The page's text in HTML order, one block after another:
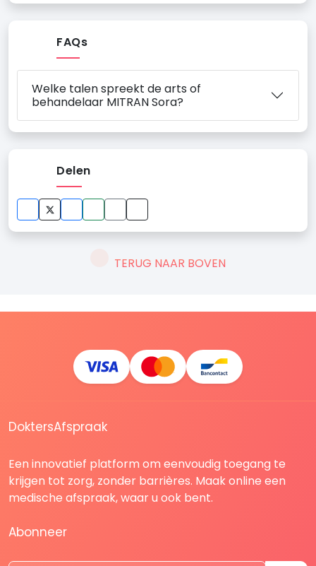
FAQs
Welke talen spreekt de arts of
behandelaar MITRAN Sora?
Delen
TERUG NAAR BOVEN
DoktersAfspraak
Een innovatief platform om eenvoudig toegang te
krijgen tot zorg, zonder barrières. Maak online een
medische afspraak, waar u ook bent.
Abonneer